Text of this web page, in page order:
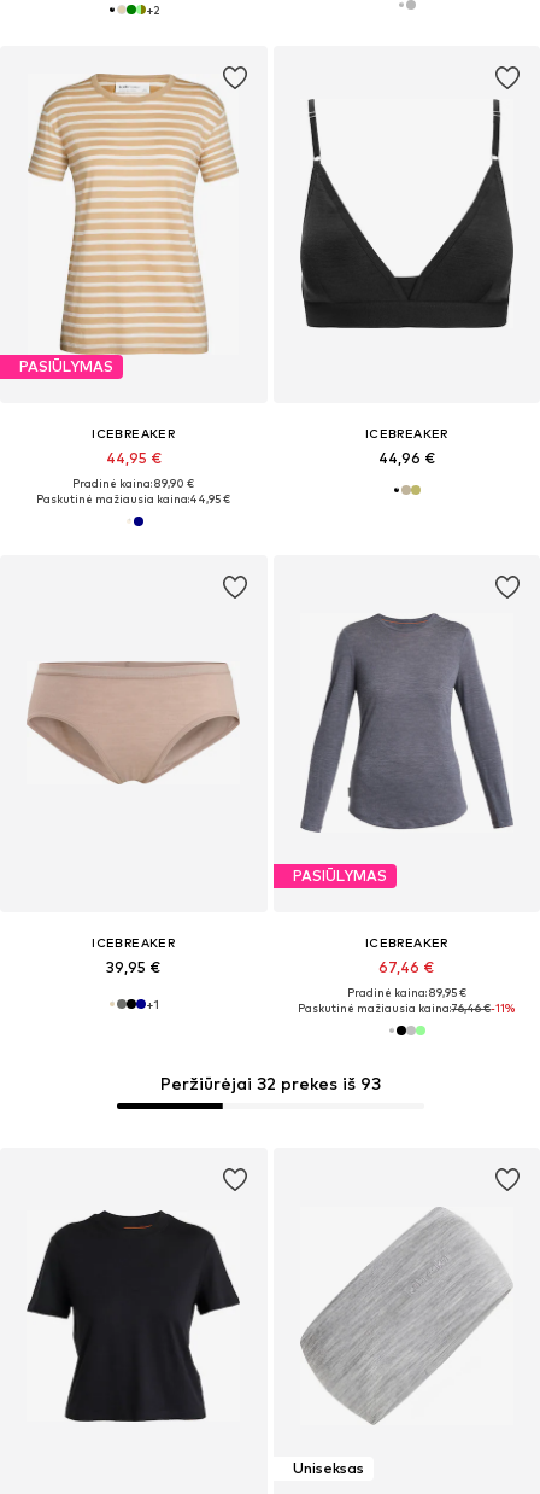
+2
Peržiūrėjai 32 prekes iš 93
PASIŪLYMAS
ICEBREAKER
44,95 €
Pradinė kaina: 89,90 €
Paskutinė mažiausia kaina:44,95 €
ICEBREAKER
44,96 €
ICEBREAKER
39,95 €
+1
PASIŪLYMAS
ICEBREAKER
67,46 €
Pradinė kaina: 89,95 €
Paskutinė mažiausia kaina:76,46 €-11%
Uniseksas